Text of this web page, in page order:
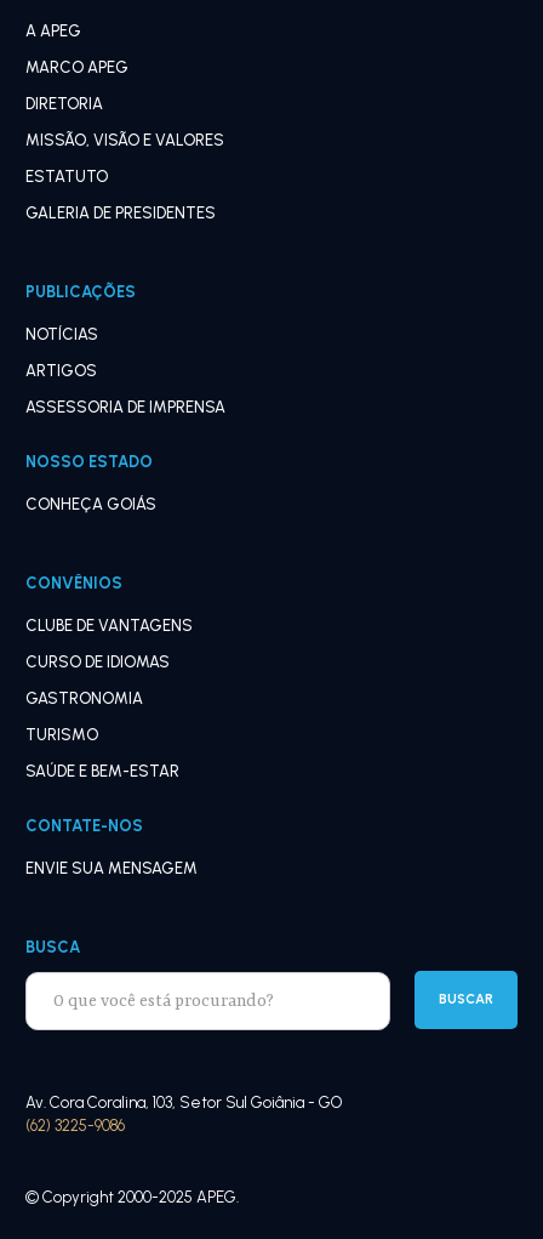
A APEG
MARCO APEG
DIRETORIA
MISSÃO, VISÃO E VALORES
ESTATUTO
GALERIA DE PRESIDENTES
PUBLICAÇÕES
NOTÍCIAS
ARTIGOS
ASSESSORIA DE IMPRENSA
NOSSO ESTADO
CONHEÇA GOIÁS
CONVÊNIOS
CLUBE DE VANTAGENS
CURSO DE IDIOMAS
GASTRONOMIA
TURISMO
SAÚDE E BEM-ESTAR
CONTATE-NOS
ENVIE SUA MENSAGEM
BUSCA
Av. Cora Coralina, 103, Setor Sul Goiânia - GO
(62) 3225-9086
© Copyright 2000-2025 APEG.